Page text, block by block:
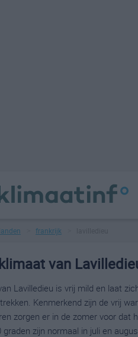
landen frankrijk
van
Lavilledieu is vrij mild en laat
Kenmerkend zijn de vrij
zorgen er in de zomer voor
graden zijn normaal in juli en